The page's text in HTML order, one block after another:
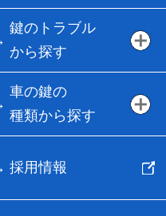
鍵のトラブル
から探す
車の鍵の
種類から探す
採用情報